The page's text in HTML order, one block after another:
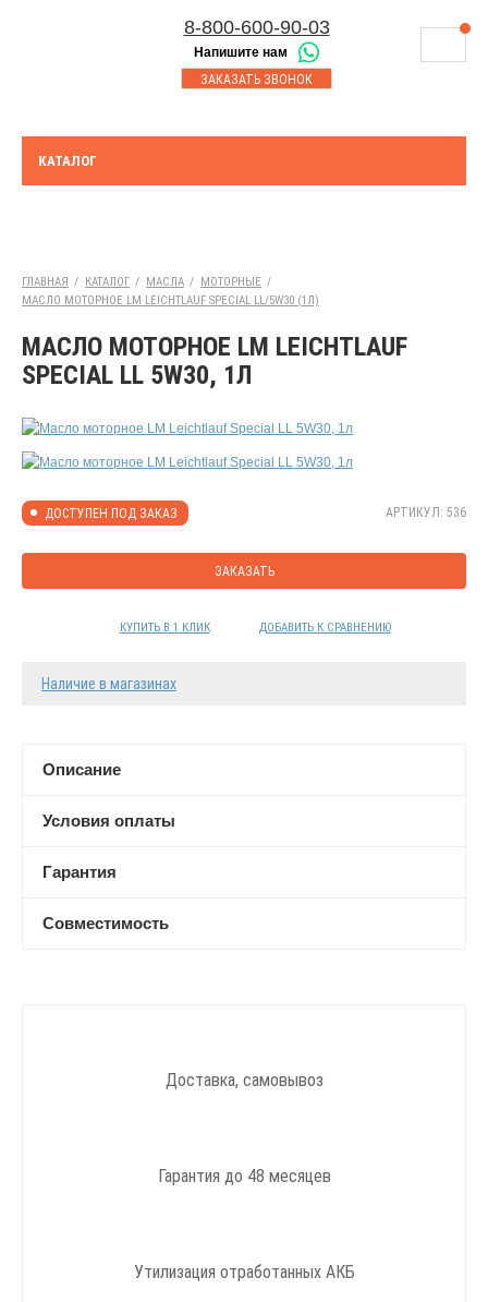
8-800-600-90-03
Напишите нам
ЗАКАЗАТЬ ЗВОНОК
Корзина
ОПЛАТА
ЮРИДИЧЕСКИМ ЛИЦАМ
КОНТАКТЫ
АКЦИИ
8-843-230-17-45
Казань
Набережные Челны
КАТАЛОГ
ГЛАВНАЯ / КАТАЛОГ / МАСЛА / МОТОРНЫЕ /
МАСЛО МОТОРНОЕ LM LEICHTLAUF SPECIAL LL/5W30 (1Л)
МАСЛО МОТОРНОЕ LM LEICHTLAUF
SPECIAL LL 5W30, 1Л
ДОСТУПЕН ПОД ЗАКАЗ АРТИКУЛ: 536
ЗАКАЗАТЬ
КУПИТЬ В 1 КЛИК ДОБАВИТЬ К СРАВНЕНИЮ
Наличие в магазинах
Описание
Условия оплаты
Гарантия
Совместимость
Доставка, самовывоз
Гарантия до 48 месяцев
Утилизация отработанных АКБ